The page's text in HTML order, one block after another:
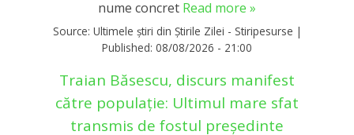
nume concret Read more »
Source: Ultimele știri din Știrile Zilei - Stiripesurse |
Published: 08/08/2026 - 21:00
Traian Băsescu, discurs manifest
către populație: Ultimul mare sfat
transmis de fostul președinte